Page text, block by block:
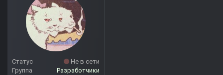
Статус
Не в сети
Группа
Разработчики